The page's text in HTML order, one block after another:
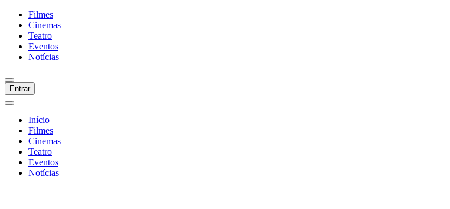
Filmes
Cinemas
Teatro
Eventos
Notícias
Entrar
Início
Filmes
Cinemas
Teatro
Eventos
Notícias